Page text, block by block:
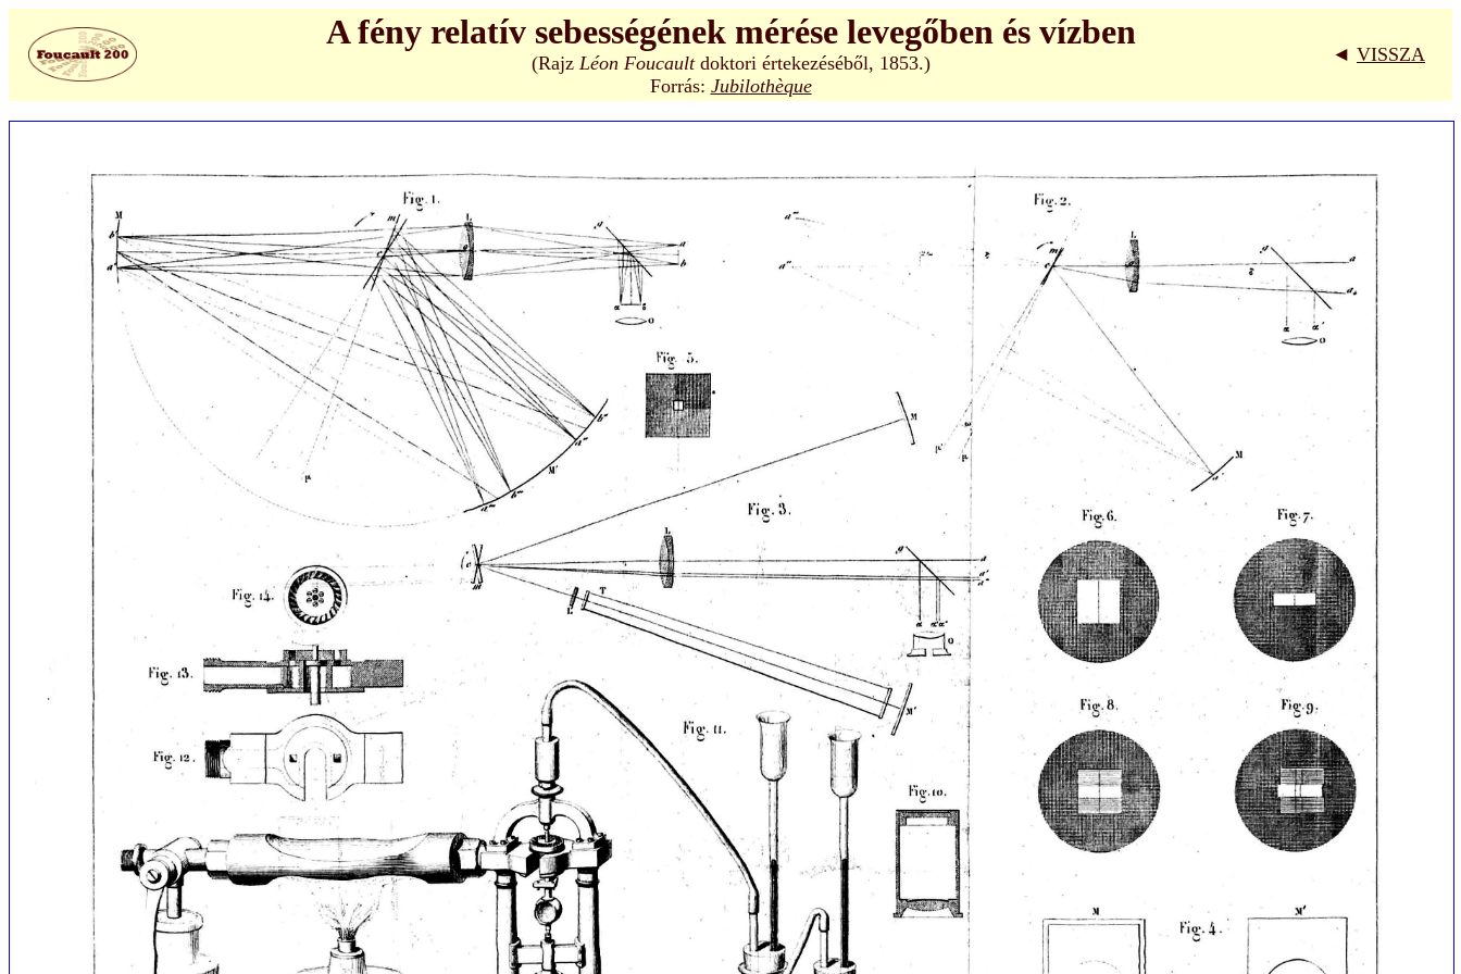
A fény relatív sebességének mérése levegőben és vízben
(Rajz Léon Foucaultdoktori értekezéséből, 1853.)
Forrás: Jubilothèque
◄ VISSZA